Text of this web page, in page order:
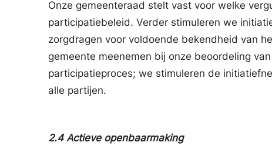
Onze gemeenteraad stelt vast voor welke
participatiebeleid. Verder stimuleren we
zorgdragen voor voldoende bekendheid van
gemeente meenemen bij onze beoordeling
participatieproces; we stimuleren de
alle partijen.
2.4Actieve openbaarmaking